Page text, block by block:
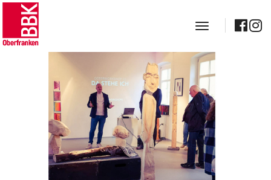
toggle